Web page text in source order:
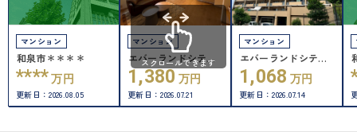
マンション
和泉市＊＊＊＊
**** 万円
更新日：2026.08.05
マンション
エバーランドシティ
新泉北 4番館
1,380 万円
更新日：2026.07.21
マンション
エバーランドシティ
新泉北 4番館
1,068 万円
更新日：2026.07.14
スクロールできます